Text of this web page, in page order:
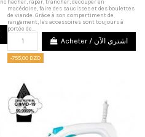
hacher, râper, trancher, découper en
macédoine, faire des saucisses et des boulettes
de viande. Grâce à son compartiment de
rangement, les accessoires sont toujours à
portée de...
Acheter / اشتري الآن
-755,00 DZD